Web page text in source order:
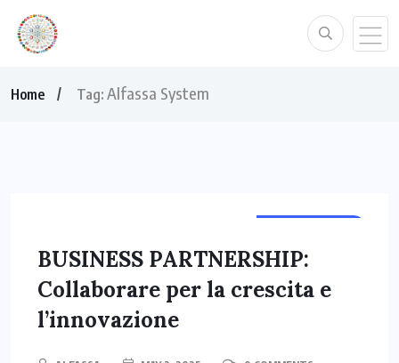
Home Tag: Alfassa System
BUSINESS PARTNERSHIP:
Collaborare per la crescita e
l’innovazione